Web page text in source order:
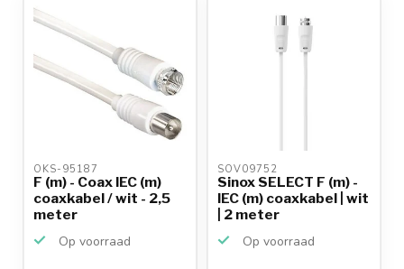
OKS-95187
F (m) - Coax IEC (m)
coaxkabel / wit - 2,5
meter
Op voorraad
SOV09752
Sinox SELECT F (m) -
IEC (m) coaxkabel | wit
| 2 meter
Op voorraad